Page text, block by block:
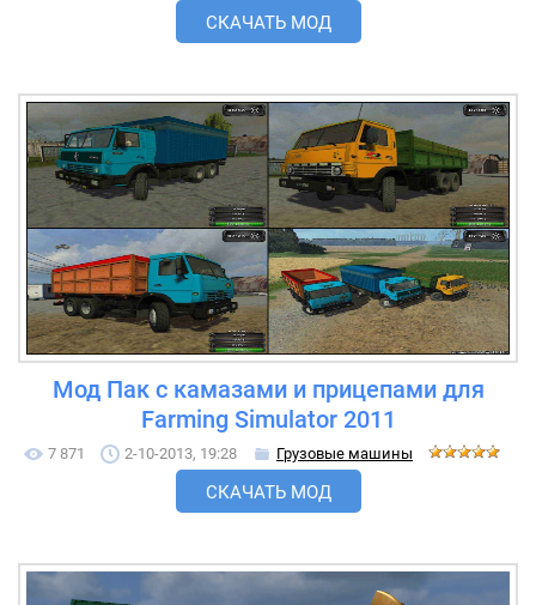
СКАЧАТЬ МОД
Мод Пак с камазами и прицепами для
Farming Simulator 2011
7 871 2-10-2013, 19:28 Грузовые машины
СКАЧАТЬ МОД